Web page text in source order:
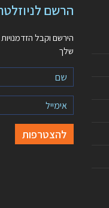
הרשם
הירשם וקבל
שלך